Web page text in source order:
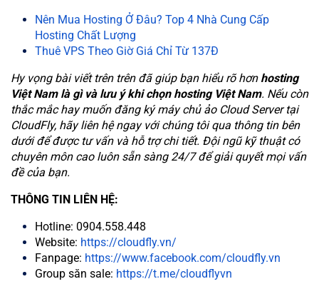
Nên Mua Hosting Ở Đâu? Top 4 Nhà Cung Cấp
Hosting Chất Lượng
Thuê VPS Theo Giờ Giá Chỉ Từ 137Đ
Hy vọng bài viết trên trên đã giúp bạn hiểu rõ hơn hosting
Việt Nam là gì và lưu ý khi chọn hosting Việt Nam. Nếu còn
thắc mắc hay muốn đăng ký máy chủ ảo Cloud Server tại
CloudFly, hãy liên hệ ngay với chúng tôi qua thông tin bên
dưới để được tư vấn và hỗ trợ chi tiết. Đội ngũ kỹ thuật có
chuyên môn cao luôn sẵn sàng 24/7 để giải quyết mọi vấn
đề của bạn.
THÔNG TIN LIÊN HỆ:
Hotline: 0904.558.448
Website: https://cloudfly.vn/
Fanpage: https://www.facebook.com/cloudfly.vn
Group săn sale: https://t.me/cloudflyvn